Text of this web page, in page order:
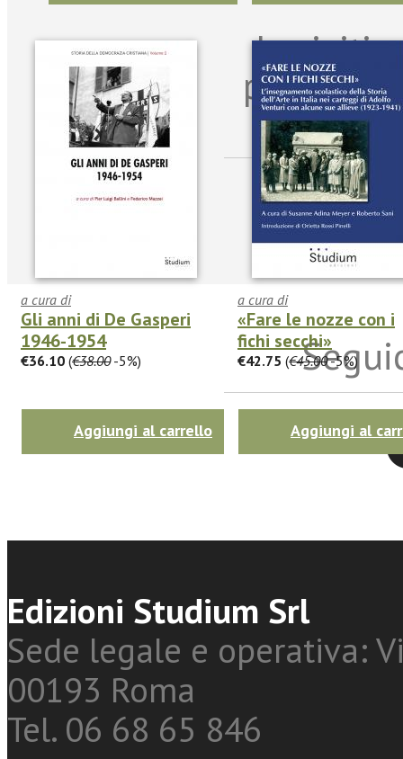
a cura di
Gli anni di De Gasperi
1946-1954
€36.10 (€38.00-5%)
Aggiungi al carrello
a cura di
«Fare le nozze con i
fichi secchi»
€42.75 (€45.00-5%)
Aggiungi al
Iscriviti
per
sulle
Edizioni Studium Srl
Sede legale e operativa:
00193 Roma
Tel. 06 68 65 846